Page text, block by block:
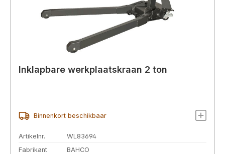
Inklapbare werkplaatskraan 2 ton
Binnenkort beschikbaar
Artikelnr.
WL83694
Fabrikant
BAHCO